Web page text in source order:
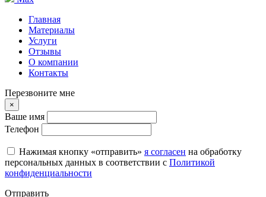
Главная
Материалы
Услуги
Отзывы
О компании
Контакты
Перезвоните мне
×
Ваше имя
Телефон
Нажимая кнопку «отправить» я согласен на обработку
персональных данных в соответствии с Политикой
конфиденциальности
Отправить